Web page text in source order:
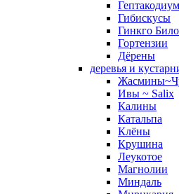
Гептакодиум
Гибискусы
Гинкго
Гортензии
Дёрены
деревья и
Ивы ~ Salix
Калины
Катальпа
Клёны
Крушина
Леукотое
Магнолии
Миндаль